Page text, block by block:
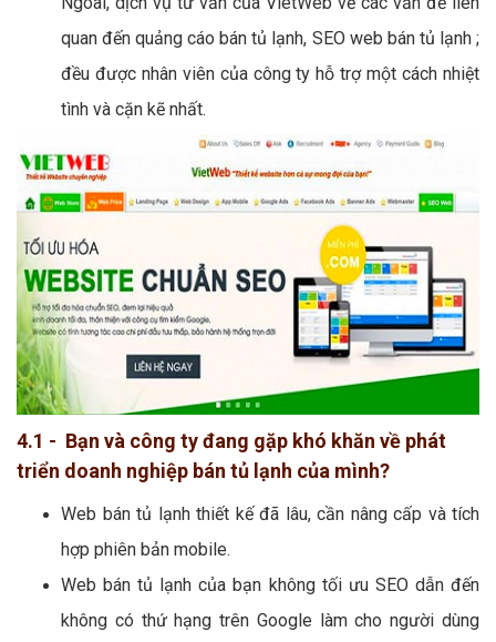
quan đến quảng cáo bán tủ lạnh, SEO web bán tủ lạnh ;
đều được nhân viên của công ty hỗ trợ một cách nhiệt
tình và cặn kẽ nhất.
4.1 - Bạn và công ty đang gặp khó khăn về phát
triển doanh nghiệp bán tủ lạnh của mình?
Web bán tủ lạnh thiết kế đã lâu, cần nâng cấp và tích
hợp phiên bản mobile.
Web bán tủ lạnh của bạn không tối ưu SEO dẫn đến
không có thứ hạng trên Google làm cho người dùng